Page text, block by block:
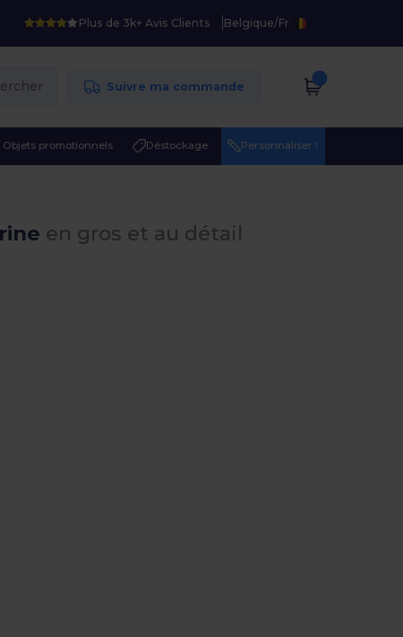
Plus de 3k+ Avis Clients Belgique/Fr
Suivre ma commande
Objets promotionnels Déstockage Personnaliser !
en gros et au détail